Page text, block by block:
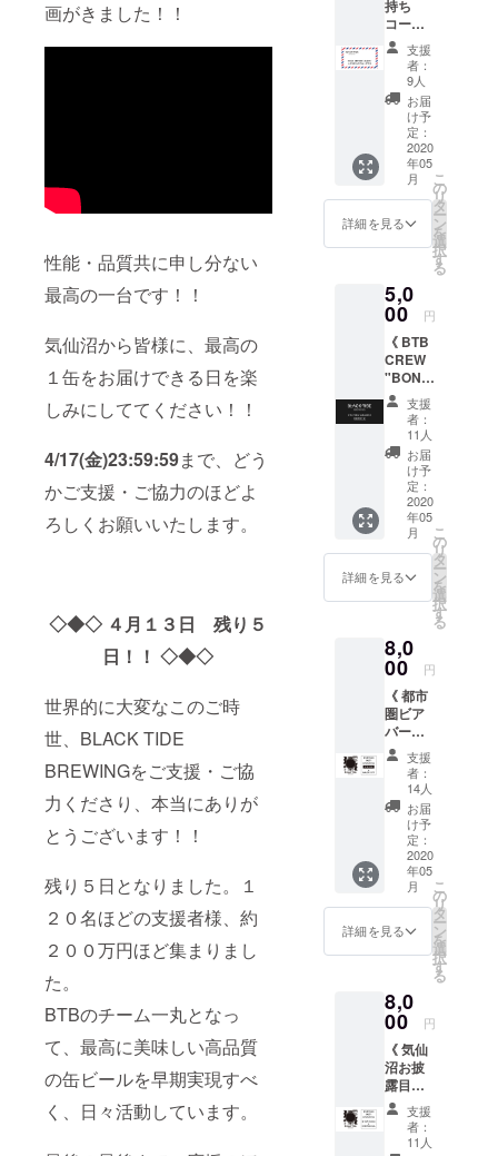
画がきました！！
性能・品質共に申し分ない
最高の一台です！！
気仙沼から皆様に、最高の
１缶をお届けできる日を楽
しみにしててください！！
4/17(金)23:59:59まで、どう
かご支援・ご協力のほどよ
ろしくお願いいたします。
◇◆◇ ４月１３日 残り５
日！！ ◇◆◇
世界的に大変なこのご時
世、BLACK TIDE
BREWINGをご支援・ご協
力くださり、本当にありが
とうございます！！
残り５日となりました。１
２０名ほどの支援者様、約
２００万円ほど集まりまし
た。
BTBのチーム一丸となっ
て、最高に美味しい高品質
の缶ビールを早期実現すべ
く、日々活動しています。
します。
缶ビール製
造にもチャ
レンジしま
す！！
月、醸造開
始予定
持ち
コース
》 ・
James
の感謝
の手紙
・オリ
ジナル
コース
ター x 2
支援
者：
9人
お届
け予
定：
2020
年05
月
詳細を見る
こ
の
リ
タ
ー
ン
を
選
択
す
る
5,0
00 円
《 BTB
CREW
"BONIT
O" 加入
コース
》 ・
BONIT
O会員証
(2021年
3月末ま
で有効)
（ BTB
TAP
ROOM
でのお
会計5%
off ） ・
ロゴ入
りオリ
ジナル
グラス
x 1個 ・
オリジ
ナル
コース
ター x 2
枚 ・ロ
ゴス
テッ
カー 1
枚 ※年
５回
ファン
クラブ
開催！
オリジ
ナルグ
ラス持
参で
シーズ
ナブル
ビール
を一杯
支援
者：
11人
お届
け予
定：
2020
年05
月
詳細を見る
こ
の
リ
タ
ー
ン
を
選
択
す
る
8,0
00 円
《 都市
圏ビア
バーお
披露目
会へご
招待 》
・お披
露目会
用ビア
チケッ
（ハー
フパイ
ント相
当） ×
２枚 ・
りオリ
ジナル
グラス
x １個
・オリ
ジナル
コース
ター x 2
枚 ・ロ
支援
者：
14人
お届
け予
定：
2020
年05
月
詳細を見る
こ
の
リ
タ
ー
ン
を
選
択
す
る
8,0
00 円
《 気仙
沼お披
露目会
へご招
待 》 ・
お披露
支援
者：
11人